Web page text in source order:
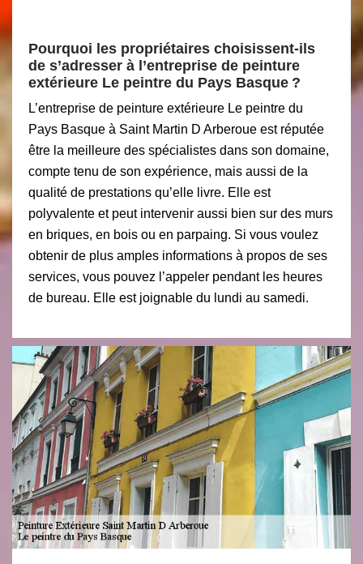
Pourquoi les propriétaires choisissent-ils
de s’adresser à l’entreprise de peinture
extérieure Le peintre du Pays Basque ?
L’entreprise de peinture extérieure Le peintre du
Pays Basque à Saint Martin D Arberoue est réputée
être la meilleure des spécialistes dans son domaine,
compte tenu de son expérience, mais aussi de la
qualité de prestations qu’elle livre. Elle est
polyvalente et peut intervenir aussi bien sur des murs
en briques, en bois ou en parpaing. Si vous voulez
obtenir de plus amples informations à propos de ses
services, vous pouvez l’appeler pendant les heures
de bureau. Elle est joignable du lundi au samedi.